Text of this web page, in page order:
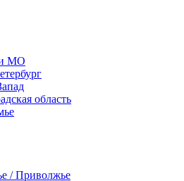
МО
область
/ Приволжье